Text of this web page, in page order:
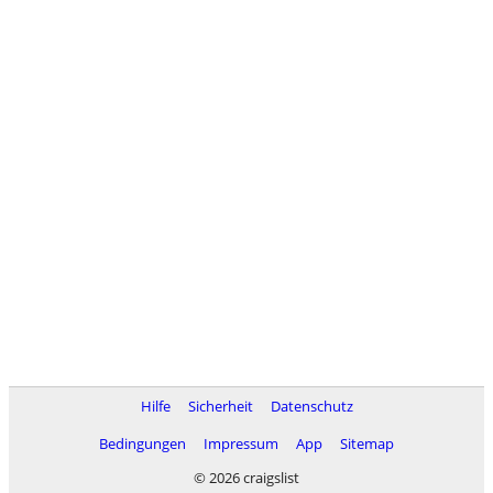
Hilfe Sicherheit
Datenschutz
Bedingungen
Impressum App
Sitemap
© 2026 craigslist